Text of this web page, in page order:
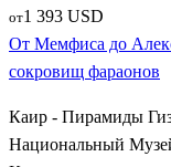
от1 393 USD
От Мемфиса до
сокровищ фараонов
Каир - Пирамиды
Национальный